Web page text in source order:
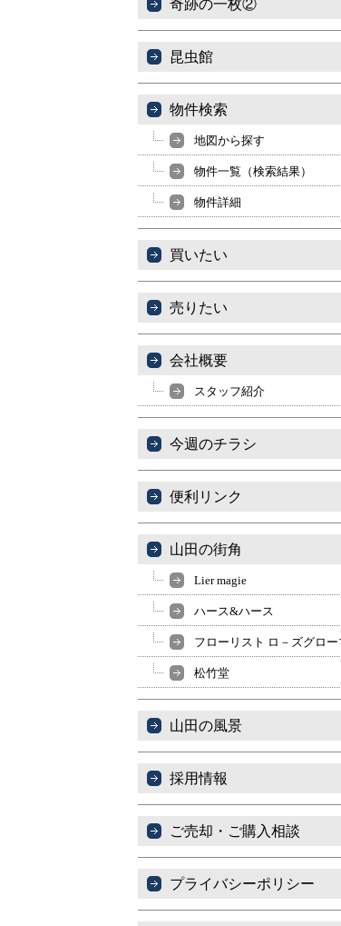
奇跡の一枚②
昆虫館
物件検索
地図から探す
物件一覧（検索結果）
物件詳細
買いたい
売りたい
会社概要
スタッフ紹介
今週のチラシ
便利リンク
山田の街角
Lier magie
ハース&ハース
フローリスト ロ－ズグロー
松竹堂
山田の風景
採用情報
ご売却・ご購入相談
プライバシーポリシー